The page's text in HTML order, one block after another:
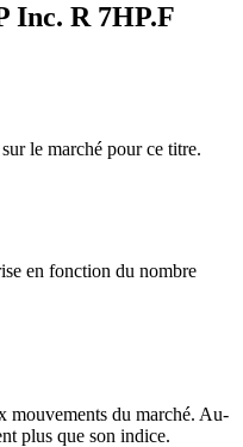
Inc. R 7HP.F
le marché pour ce titre.
en fonction du nombre
mouvements du marché. Au-
plus que son indice.